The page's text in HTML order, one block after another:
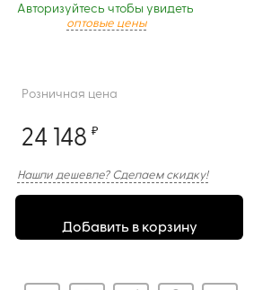
Авторизуйтесь чтобы увидеть
оптовые цены
Розничная цена
24 148 ₽
Нашли дешевле? Сделаем скидку!
Добавить в корзину